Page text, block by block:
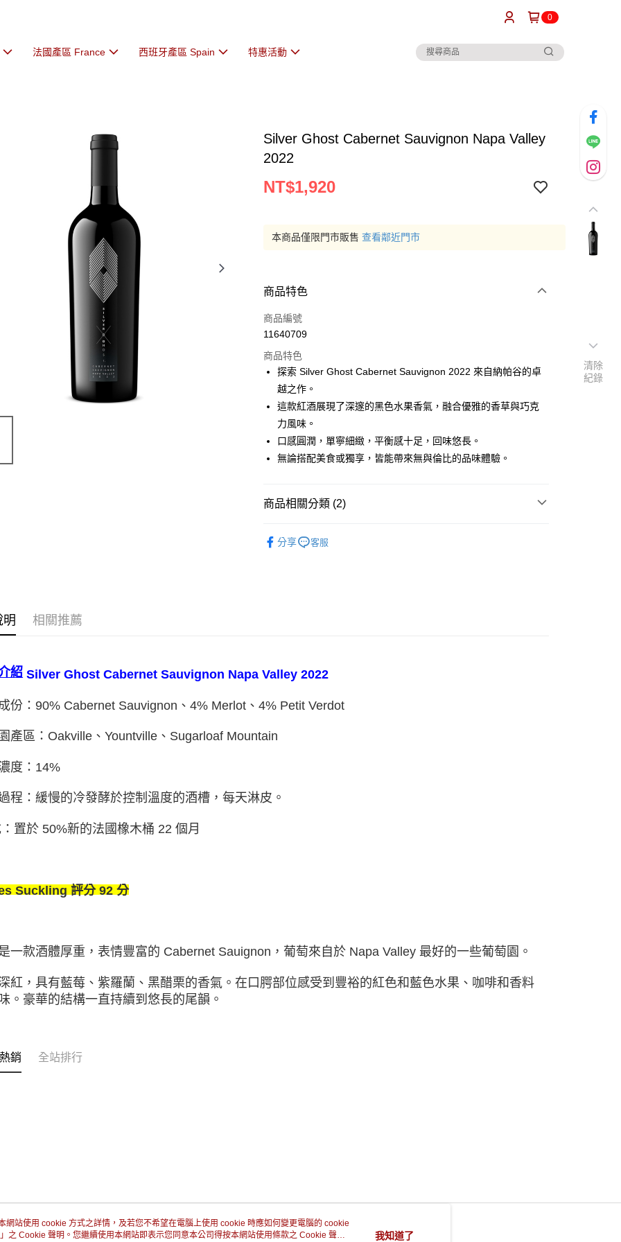
0
法國產區 France 西班牙產區 Spain 特惠活動
Silver Ghost Cabernet Sauvignon Napa Valley
2022
NT$1,920
本商品僅限門市販售 查看鄰近門市
商品特色
商品編號
11640709
商品特色
探索 Silver Ghost Cabernet Sauvignon 2022 來自納帕谷的卓
越之作。
這款紅酒展現了深邃的黑色水果香氣，融合優雅的香草與巧克
力風味。
口感圓潤，單寧細緻，平衡感十足，回味悠長。
無論搭配美食或獨享，皆能帶來無與倫比的品味體驗。
商品相關分類 (2)
分享 客服
明 相關推薦
紹Silver Ghost Cabernet Sauvignon Napa Valley 2022
份：90% Cabernet Sauvignon、4% Merlot 、4% Petit Verdot
產區：Oakville 、Yountville 、 Sugarloaf Mountain
度：14%
程：緩慢的冷發酵於控制溫度的酒槽，每天淋皮。
置於 50%新的法國橡木桶 22 個月
Suckling 評分 92 分
⼀款酒體厚重，表情豐富的 Cabernet Sauignon，葡萄來⾃於 Napa Valley 最好的⼀些葡萄園。
紅，具有藍莓、紫羅蘭、⿊醋栗的香氣。在⼝腭部位感受到豐裕的紅⾊和藍⾊⽔果、咖啡和香料
。豪華的結構⼀直持續到悠⻑的尾韻。
銷 全站排行
關於我們 客服資訊
清除
紀錄
網站使用 cookie 方式之詳情，及若您不希望在電腦上使用 cookie 時應如何變更電腦的 cookie
」之 Cookie 聲明。您繼續使用本網站即表示您同意本公司得按本網站使用條款之 Cookie 聲明
我知道了